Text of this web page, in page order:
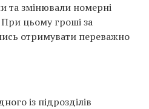
та змінювали номерні
При цьому гроші за
отримувати переважно
із підрозділів